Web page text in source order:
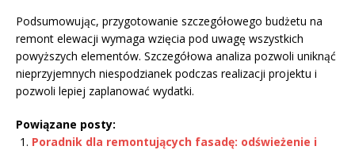
Podsumowując, przygotowanie szczegółowego budżetu na
remont elewacji wymaga wzięcia pod uwagę wszystkich
powyższych elementów. Szczegółowa analiza pozwoli uniknąć
nieprzyjemnych niespodzianek podczas realizacji projektu i
pozwoli lepiej zaplanować wydatki.
Powiązane posty:
Poradnik dla remontujących fasadę: odświeżenie i